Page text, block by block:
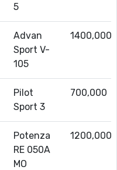
5
Advan
Sport V-
105
1400,000
Pilot
Sport 3
700,000
Potenza
RE 050A
MO
1200,000